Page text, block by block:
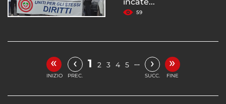
59
«
INIZIO
‹
PREC.
1 2 3 4 5 … ›
SUCC.
»
FINE